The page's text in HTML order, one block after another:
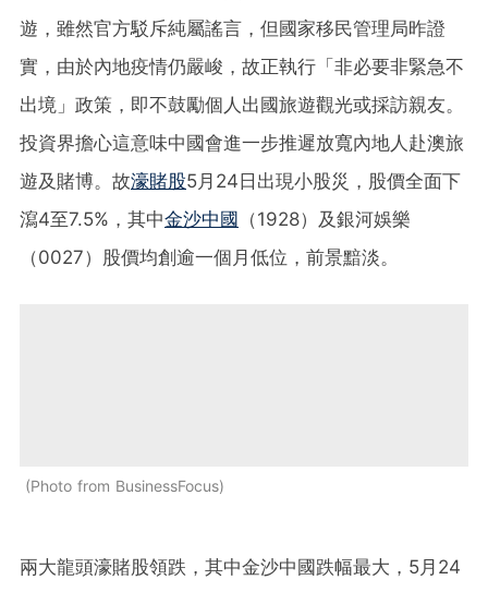
遊，雖然官方駁斥純屬謠言，但國家移民管理局昨證
實，由於內地疫情仍嚴峻，故正執行「非必要非緊急不
出境」政策，即不鼓勵個人出國旅遊觀光或採訪親友。
投資界擔心這意味中國會進一步推遲放寬內地人赴澳旅
遊及賭博。故濠賭股5月24日出現小股災，股價全面下
瀉4至7.5%，其中金沙中國 （1928）及銀河娛樂
（0027）股價均創逾一個月低位，前景黯淡。
Photo from BusinessFocus
兩大龍頭濠賭股領跌，其中金沙中國跌幅最大，5月24